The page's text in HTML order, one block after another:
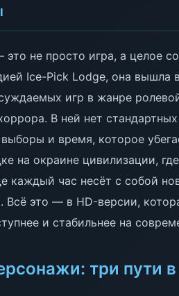
не просто игра, а целое
Ice-Pick Lodge, она вышла
игр в жанре
В ней нет
и время, которое
на окраине цивилизации,
каждый час несёт с собой
Всё это — в HD-версии,
и стабильнее на
три пути